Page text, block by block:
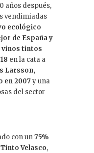
años después,
vendimiadas
ecológico
de España y
vinos tintos
en la cata a
Larsson,
en 2007y una
del sector
con un75%
Velasco,